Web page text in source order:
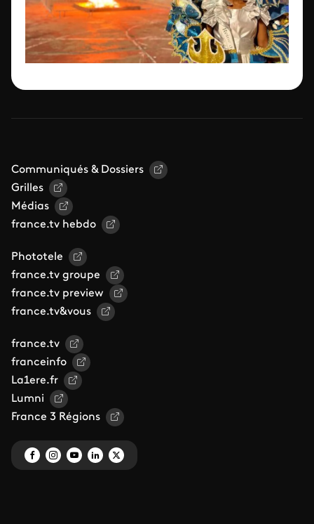
Communiqués & Dossiers
Grilles
Médias
france.tv hebdo
Phototele
france.tv groupe
france.tv preview
france.tv&vous
france.tv
franceinfo
La1ere.fr
Lumni
France 3 Régions